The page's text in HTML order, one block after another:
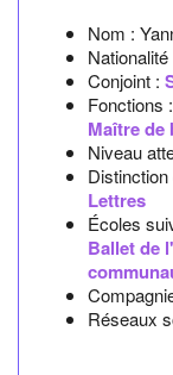
Nom :
Nationalité
Conjoint :
Fonctions :
Maître de
Niveau
Distinction
Lettres
Écoles
Ballet de
Réseaux